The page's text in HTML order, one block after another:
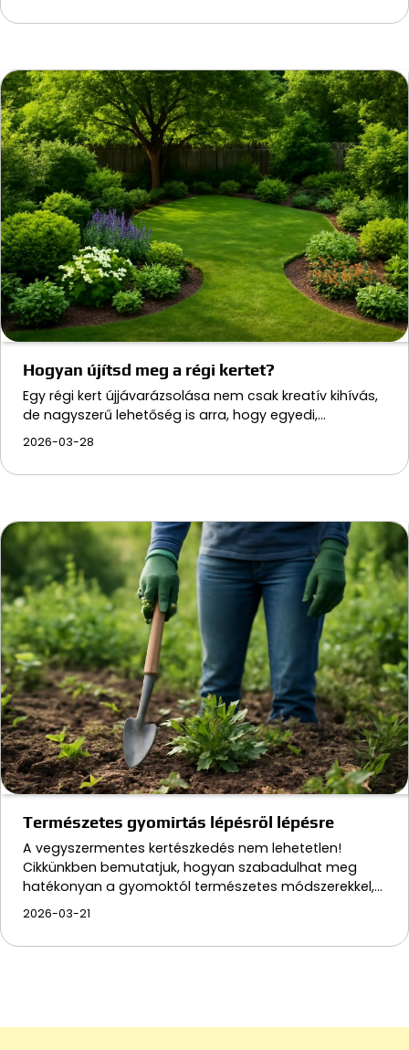
Hogyan újítsd meg a régi kertet?
Egy régi kert újjávarázsolása nem csak kreatív kihívás,
de nagyszerű lehetőség is arra, hogy egyedi,…
2026-03-28
Természetes gyomirtás lépésről lépésre
A vegyszermentes kertészkedés nem lehetetlen!
Cikkünkben bemutatjuk, hogyan szabadulhat meg
hatékonyan a gyomoktól természetes módszerekkel,…
2026-03-21